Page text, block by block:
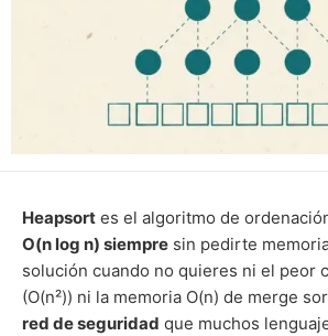
Heapsort es el algoritmo de
O(n log n) siempre sin pedirte
solución cuando no quieres ni el peor
(O(n²)) ni la memoria O(n) de merge
red de seguridad que muchos